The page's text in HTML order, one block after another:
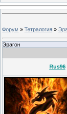
Форум » Тетралогия »
Эрагон
Rus96